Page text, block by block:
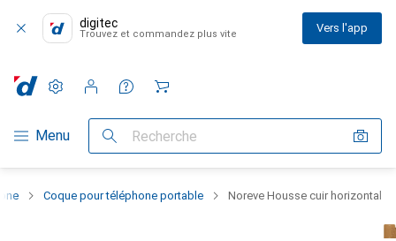
digitec
Trouvez et commandez plus vite Vers l'app
Navigation par catégorie
Menu Recherche
Paramètres
Compte client
Listes de comparaison
Listes d'envies
Panier
Coque pour téléphone portable Noreve Housse cuir horizontal